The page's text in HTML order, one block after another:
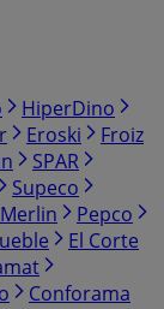
HiperDino
Eroski
Froiz
SPAR
Supeco
Pepco
El Corte
Conforama